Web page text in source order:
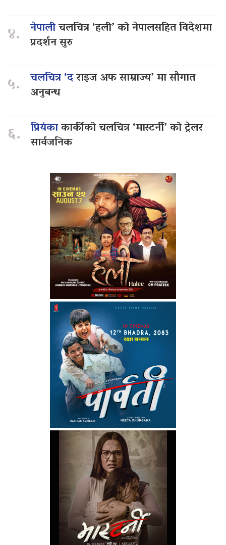
४. नेपालीचलचित्र ‘हली’ को नेपालसहित विदेशमा
प्रदर्शन सुरु
५. चलचित्र ‘दराइज अफ साम्राज्य’ मा सौगात
अनुबन्ध
६. प्रियंकाकार्कीको चलचित्र ‘मास्टर्नी’ को ट्रेलर
सार्वजनिक